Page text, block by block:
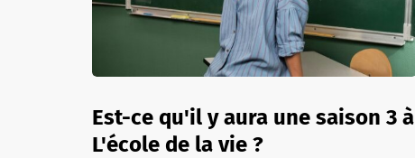
Est-ce qu'il y aura une saison 3 à
L'école de la vie ?